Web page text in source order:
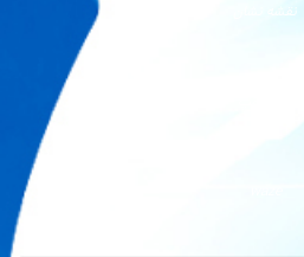
نقشه نشان